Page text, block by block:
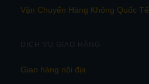
Vận Chuyển Hàng Không Quốc Tế
DỊCH VỤ GIAO HÀNG
Giao hàng nội địa